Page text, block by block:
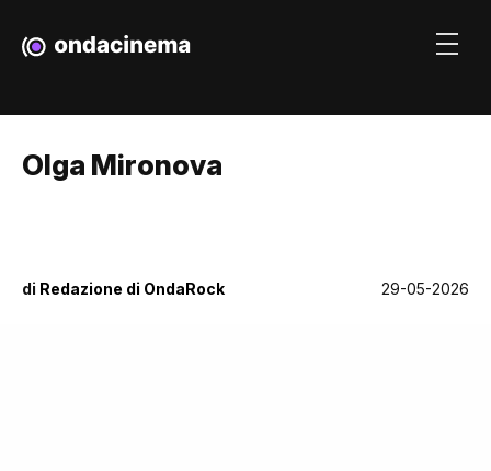
Olga Mironova
di Redazione di OndaRock 29-05-2026